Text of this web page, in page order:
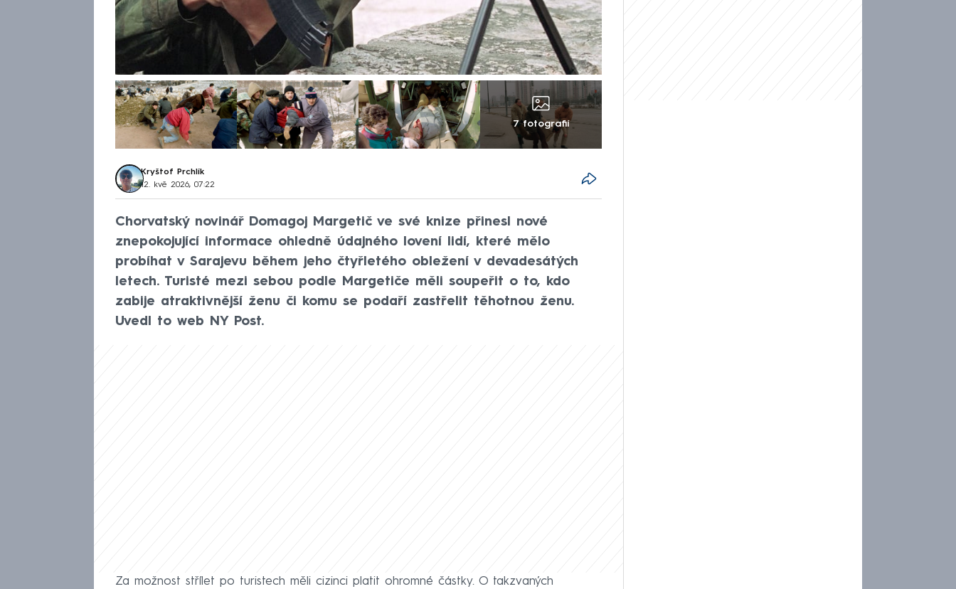
7 fotografií
Kryštof Prchlík
12. kvě 2026, 07:22
Chorvatský novinář Domagoj Margetič ve své knize přinesl nové
znepokojující informace ohledně údajného lovení lidí, které mělo
probíhat v Sarajevu během jeho čtyřletého obležení v devadesátých
letech. Turisté mezi sebou podle Margetiče měli soupeřit o to, kdo
zabije atraktivnější ženu či komu se podaří zastřelit těhotnou ženu.
Uvedl to web NY Post.
Za možnost střílet po turistech měli cizinci platit ohromné částky. O takzvaných